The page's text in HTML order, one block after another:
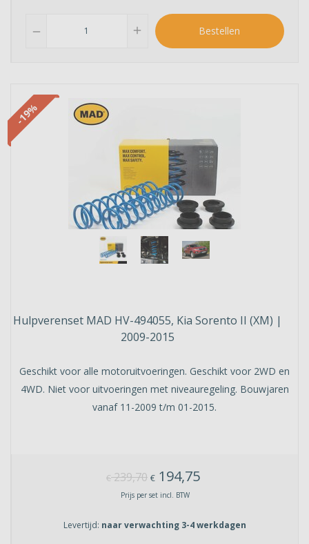
remove add Bestellen
-19%
Hulpverenset MAD HV-494055, Kia Sorento II (XM) |
2009-2015
Geschikt voor alle motoruitvoeringen. Geschikt voor 2WD en
4WD. Niet voor uitvoeringen met niveauregeling. Bouwjaren
vanaf 11-2009 t/m 01-2015.
€239,70 € 194,75
Prijs per set incl. BTW
Levertijd: naar verwachting 3-4 werkdagen